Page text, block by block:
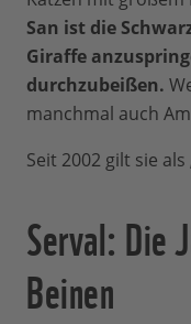
San ist die
Giraffe
durchzubeißen.
manchmal auch
Seit 2002 gilt sie als
Serval: Die
Beinen